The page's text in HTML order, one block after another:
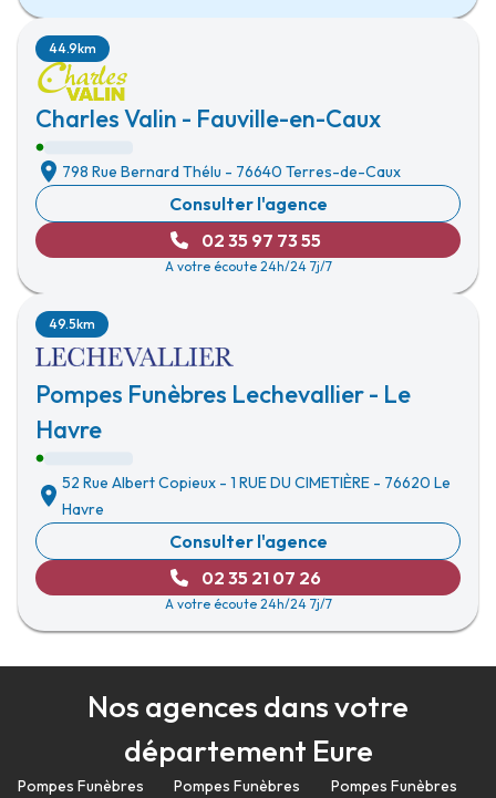
Charles Valin - Fauville-en-Caux
44.9km
798 Rue Bernard Thélu - 76640 Terres-de-Caux
Consulter l'agence
02 35 97 73 55
A votre écoute 24h/24 7j/7
Pompes Funèbres Lechevallier - Le
Havre
49.5km
52 Rue Albert Copieux - 1 RUE DU CIMETIÈRE - 76620 Le
Havre
Consulter l'agence
02 35 21 07 26
A votre écoute 24h/24 7j/7
Nos agences dans votre
département Eure
Pompes Funèbres
Pompes Funèbres
Pompes Funèbres